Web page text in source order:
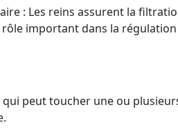
: Les reins assurent la
important dans la régulation
peut toucher une ou